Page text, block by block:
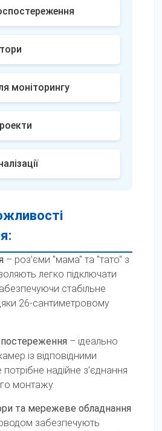
моніторингу
– роз’єми "мама" та "тато" з
легко підключати
стабільне
26-сантиметровому
– ідеально
із відповідними
надійне з’єднання
монтажу.
та мережеве обладнання
забезпечують